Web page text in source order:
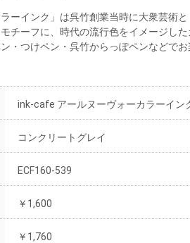
ラーインク」は呉竹創業当時に大衆芸術
チーフに、時代の流行色をイメージし
・つけペン・呉竹からっぽペンなどでお
ink-cafe アールヌーヴォーカラーイン
コンクリートグレイ
ECF160-539
￥1,600
￥1,760